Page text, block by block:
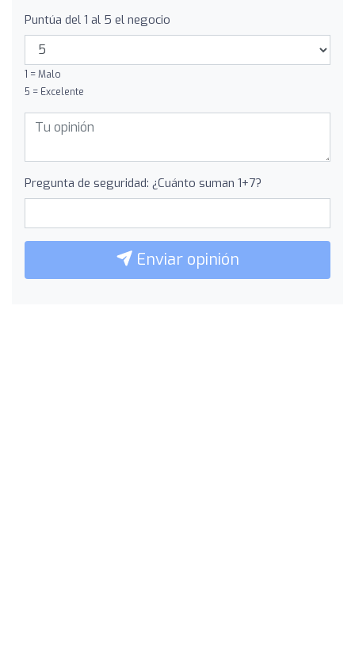
Puntúa del 1 al 5 el negocio
1 = Malo
5 = Excelente
Pregunta de seguridad: ¿Cuánto suman 1+7?
Enviar opinión